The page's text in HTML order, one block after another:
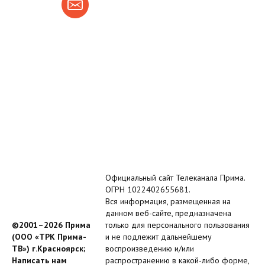
©2001–2026 Прима
(ООО «ТРК Прима-
ТВ») г.Красноярск;
Написать нам
Официальный сайт Телеканала Прима.
ОГРН 1022402655681.
Вся информация, размещенная на
данном веб-сайте, предназначена
только для персонального пользования
и не подлежит дальнейшему
воспроизведению и/или
распространению в какой-либо форме,